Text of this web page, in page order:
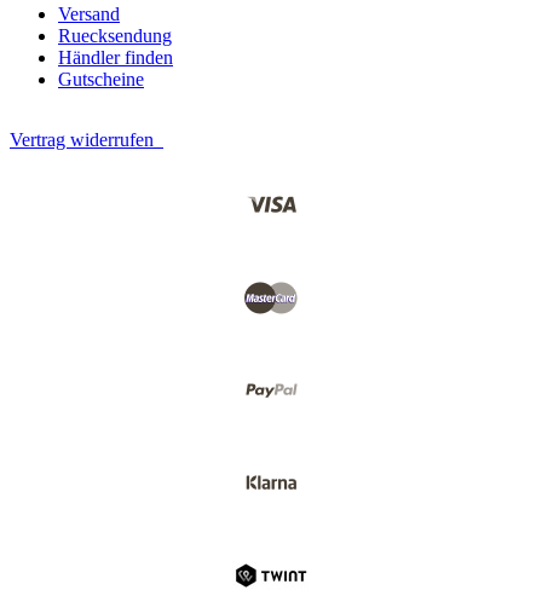
Versand
Ruecksendung
Händler finden
Gutscheine
Vertrag widerrufen